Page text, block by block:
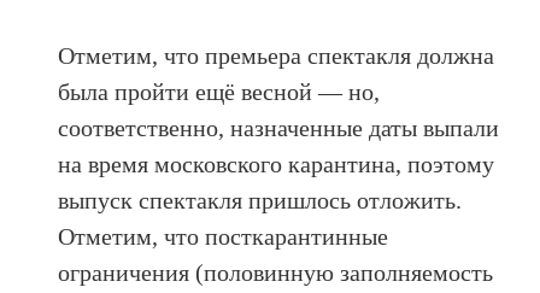
Отметим, что премьера спектакля должна
была пройти ещё весной — но,
соответственно, назначенные даты выпали
на время московского карантина, поэтому
выпуск спектакля пришлось отложить.
Отметим, что посткарантинные
ограничения (половинную заполняемость